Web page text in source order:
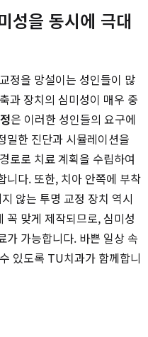
성을 동시에 극대
정을 망설이는 성인들이 많
과 장치의 심미성이 매우 중
은 이러한 성인들의 요구에
밀한 진단과 시뮬레이션을
로로 치료 계획을 수립하여
니다. 또한, 치아 안쪽에 부착
않는 투명 교정 장치 역시
꼭 맞게 제작되므로, 심미성
가 가능합니다. 바쁜 일상 속
있도록 TU치과가 함께합니